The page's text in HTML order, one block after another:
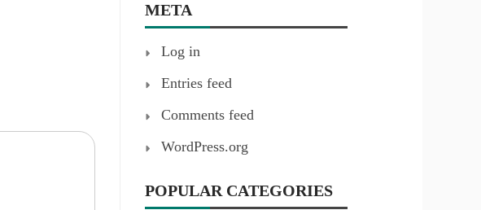
META
Log in
Entries feed
Comments feed
WordPress.org
POPULAR CATEGORIES